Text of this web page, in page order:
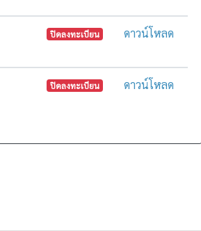
ปิดลงทะเบียน ดาวน์โหลด
ปิดลงทะเบียน ดาวน์โหลด